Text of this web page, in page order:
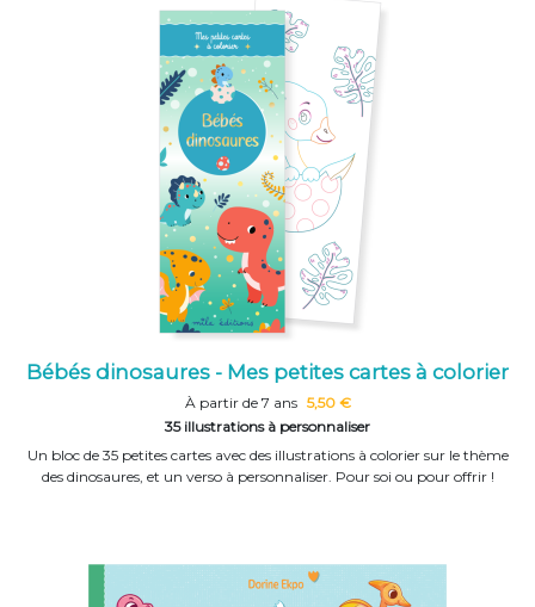
Bébés dinosaures - Mes petites cartes à colorier
À partir de 7 ans 5,50 €
35 illustrations à personnaliser
Un bloc de 35 petites cartes avec des illustrations à colorier sur le thème
des dinosaures, et un verso à personnaliser. Pour soi ou pour offrir !